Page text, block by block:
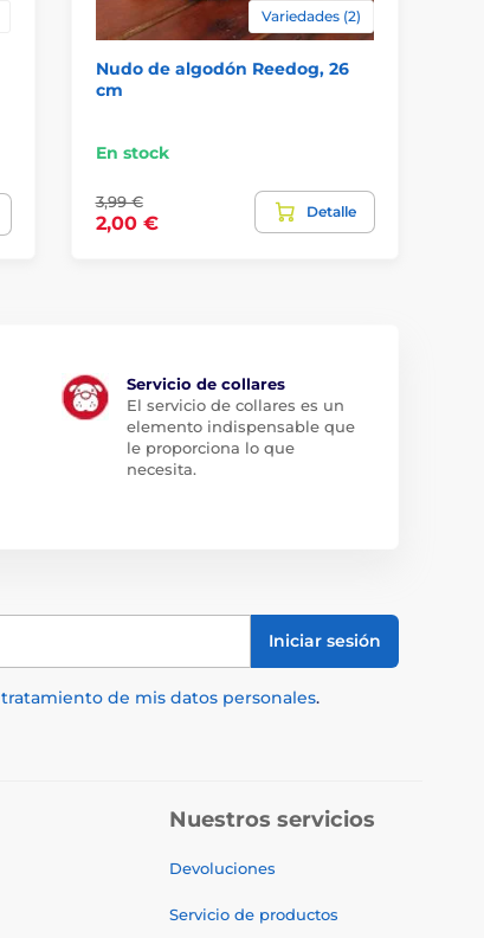
Variedades (2)
Nudo de algodón Reedog, 26
cm
En stock
3,99 €
2,00 €
Detalle
Servicio de collares
El servicio de collares es un
elemento indispensable que
le proporciona lo que
necesita.
Iniciar sesión
tratamiento de mis datos personales.
Nuestros servicios
Devoluciones
Servicio de productos